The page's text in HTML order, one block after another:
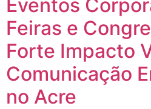
Eventos
Feiras e
Forte Impacto
Comunicação
no Acre